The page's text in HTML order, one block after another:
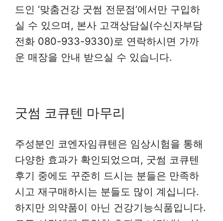
드인 ‘맞춤건강 굿썸 전문점’에서만 구입하
실 수 있으며, 본사 고객상담실(수신자부담
전화 080-933-9330)로 연락하시면 가까
운 매장을 안내 받으실 수 있습니다.
굿썸 코큐텐 마무리
주성분인 코엔자임큐텐은 임상시험을 통해
다양한 효과가 확인되었으며, 굿썸 코큐텐
후기 중에도 꾸준히 드시는 분들은 만족하
시고 재구매하시는 분들도 많이 계십니다.
하지만 의약품이 아닌 건강기능식품입니다.